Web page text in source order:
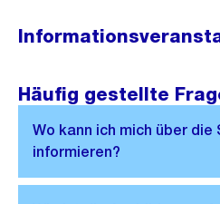
Häufig gestellte